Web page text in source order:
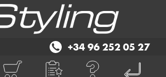
+34 96 252 05 27